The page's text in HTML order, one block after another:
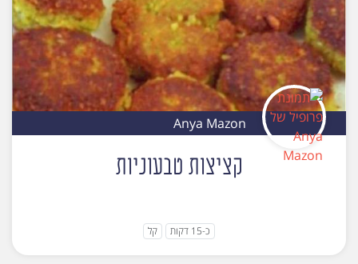
Anya Mazon
קציצות טבעוניות
כ-15 דקות קל